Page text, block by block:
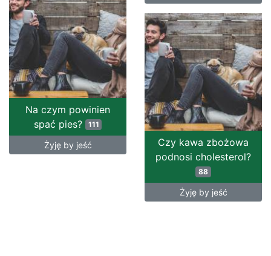
Na czym powinien
spać pies?
111
Żyję by jeść
Czy kawa zbożowa
podnosi cholesterol?
88
Żyję by jeść